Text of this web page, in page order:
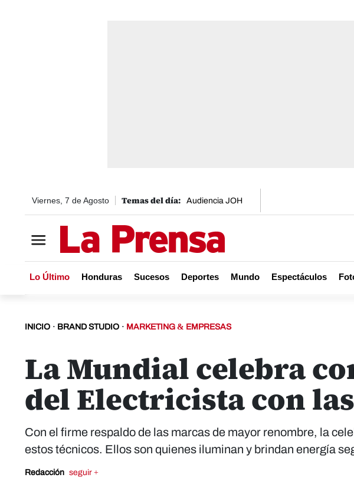
Viernes, 7 de Agosto Audiencia JOH
Lo Último Honduras Sucesos Deportes Mundo Espectáculos
INICIO · BRAND STUDIO · MARKETING & EMPRESAS
La Mundial celebra
del Electricista con
Con el firme respaldo de las marcas de mayor renombre, la
estos técnicos. Ellos son quienes iluminan y brindan energía
Redacción seguir +